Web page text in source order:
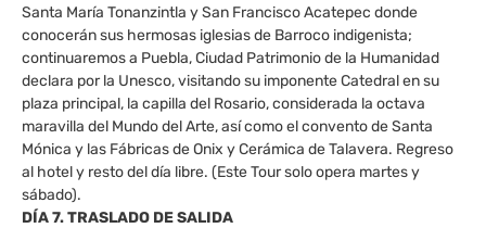
Santa María Tonanzintla y San Francisco Acatepec donde
conocerán sus hermosas iglesias de Barroco indigenista;
continuaremos a Puebla, Ciudad Patrimonio de la Humanidad
declara por la Unesco, visitando su imponente Catedral en su
plaza principal, la capilla del Rosario, considerada la octava
maravilla del Mundo del Arte, así como el convento de Santa
Mónica y las Fábricas de Onix y Cerámica de Talavera. Regreso
al hotel y resto del día libre. (Este Tour solo opera martes y
sábado).
DÍA 7. TRASLADO DE SALIDA